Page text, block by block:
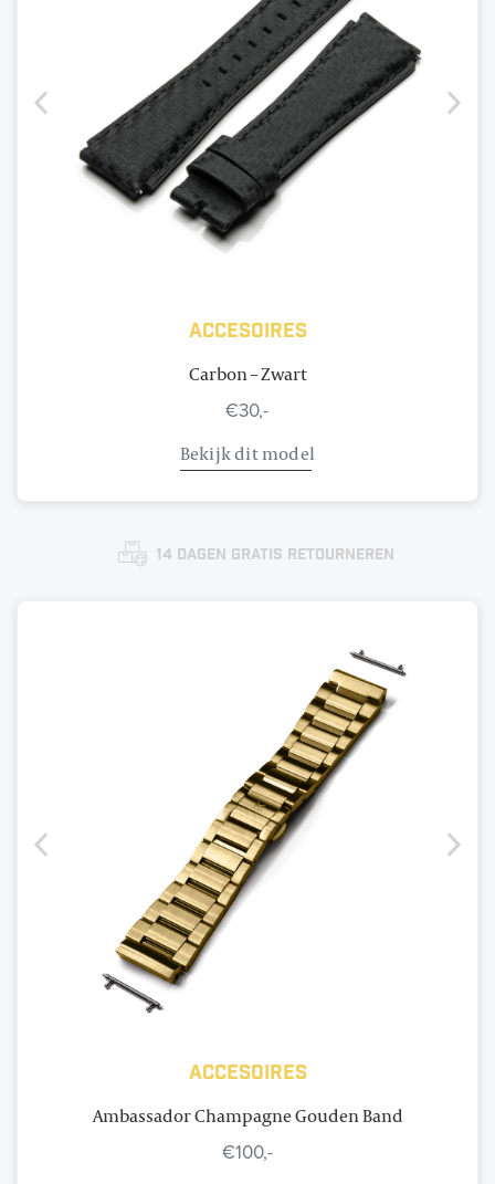
Accesoires
Carbon – Zwart
€30,-
Bekijk dit model
14 dagen gratis retourneren
Accesoires
Ambassador Champagne Gouden Band
€100,-